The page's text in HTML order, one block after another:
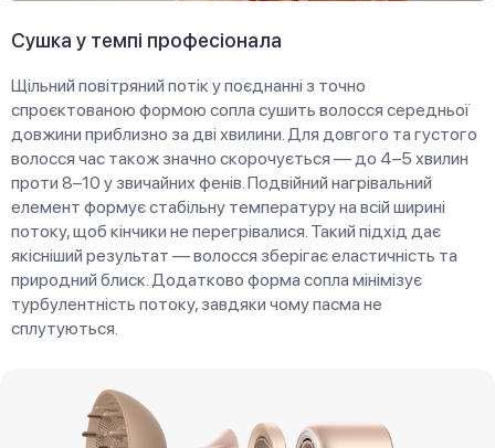
Сушка у темпі професіонала
Щільний повітряний потік у поєднанні з точно
спроєктованою формою сопла сушить волосся середньої
довжини приблизно за дві хвилини. Для довгого та густого
волосся час також значно скорочується — до 4–5 хвилин
проти 8–10 у звичайних фенів. Подвійний нагрівальний
елемент формує стабільну температуру на всій ширині
потоку, щоб кінчики не перегрівалися. Такий підхід дає
якісніший результат — волосся зберігає еластичність та
природний блиск. Додатково форма сопла мінімізує
турбулентність потоку, завдяки чому пасма не
сплутуються.